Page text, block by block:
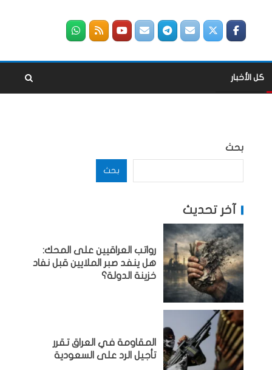
كل الأخبار
بحث
بحث
آخر تحديث
رواتب العراقيين على المحك:
هل ينفد صبر الملايين قبل نفاد
خزينة الدولة؟
المقاومة في العراق تقرر
تأجيل الرد على السعودية